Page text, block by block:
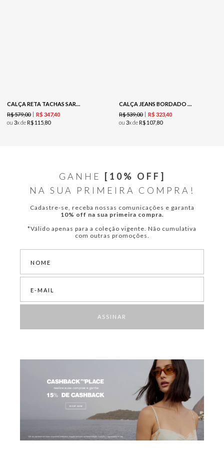
CALÇA RETA TACHAS SARJA - COFFEE
R$579,00 R$ 347,40
ou 3x deR$ 115 80
CALÇA JEANS BORDADO CORDONE - JEANS
R$539,00 R$ 32340
ou 3x deR$ 107 80
GANHE
[10% OFF]
NA SUA PRIMEIRA COMPRA!
Cadastre-se, receba nossas comunicações e garanta
10% off na sua primeira compra.
*Válido apenas para a coleção vigente. Não cumulativa
com outras promoções.
ASSINAR